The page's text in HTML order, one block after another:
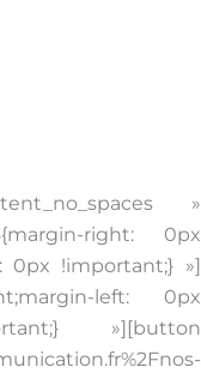
»
right: 0px
0px !important;} »]
left: 0px
»][button